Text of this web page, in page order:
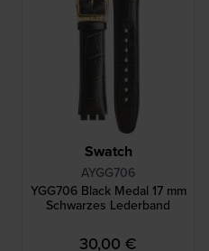
Swatch
AYGG706
YGG706 Black Medal 17 mm
Schwarzes Lederband
30,00 €